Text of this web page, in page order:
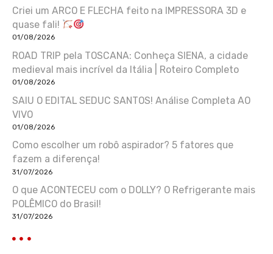
Criei um ARCO E FLECHA feito na IMPRESSORA 3D e
quase fali!
01/08/2026
ROAD TRIP pela TOSCANA: Conheça SIENA, a cidade
medieval mais incrível da Itália | Roteiro Completo
01/08/2026
SAIU O EDITAL SEDUC SANTOS! Análise Completa AO
VIVO
01/08/2026
Como escolher um robô aspirador? 5 fatores que
fazem a diferença!
31/07/2026
O que ACONTECEU com o DOLLY? O Refrigerante mais
POLÊMICO do Brasil!
31/07/2026